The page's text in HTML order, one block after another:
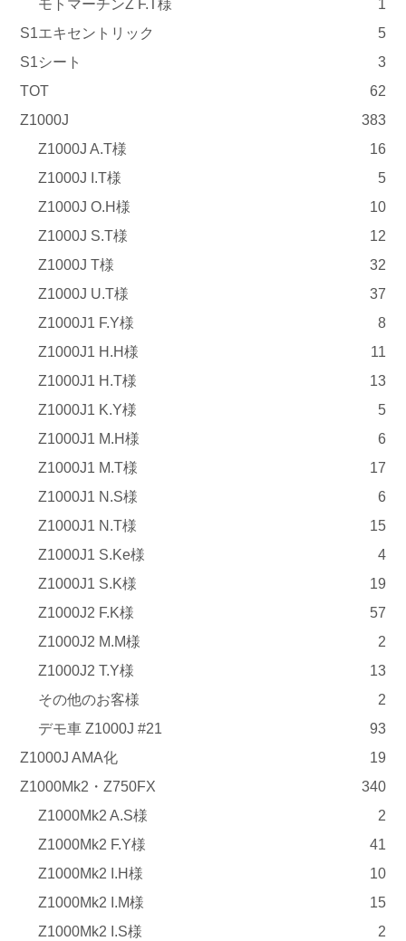
モトマーチンZ F.T様
1
S1エキセントリック
5
S1シート
3
TOT
62
Z1000J
383
Z1000J A.T様
16
Z1000J I.T様
5
Z1000J O.H様
10
Z1000J S.T様
12
Z1000J T様
32
Z1000J U.T様
37
Z1000J1 F.Y様
8
Z1000J1 H.H様
11
Z1000J1 H.T様
13
Z1000J1 K.Y様
5
Z1000J1 M.H様
6
Z1000J1 M.T様
17
Z1000J1 N.S様
6
Z1000J1 N.T様
15
Z1000J1 S.Ke様
4
Z1000J1 S.K様
19
Z1000J2 F.K様
57
Z1000J2 M.M様
2
Z1000J2 T.Y様
13
その他のお客様
2
デモ車 Z1000J #21
93
Z1000J AMA化
19
Z1000Mk2・Z750FX
340
Z1000Mk2 A.S様
2
Z1000Mk2 F.Y様
41
Z1000Mk2 I.H様
10
Z1000Mk2 I.M様
15
Z1000Mk2 I.S様
2